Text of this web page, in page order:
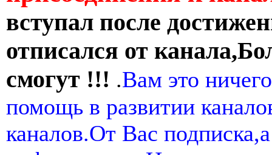
вступал после
отписался от
смогут !!! .Вам это
помощь в развитии
каналов.От Вас